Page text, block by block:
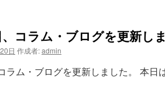
、コラム・ブログを更新し
日 作成者:admin
ラム・ブログを更新しました。 本